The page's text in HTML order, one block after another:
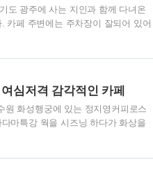
도 광주에 사는 지인과 함께 다녀온
카페 주변에는 주차장이 잘되어 있어
우 어렵기 때문에, 대부분 자차를 끌
고 있습니다. 메뉴는 에스프레소 베
7천..
심저격 감각적인 카페
원 화성행궁에 있는 정지영커피로스
마특강 웍을 시즈닝 하다가 화상을
로스터즈가 있다는 것을 알았습니